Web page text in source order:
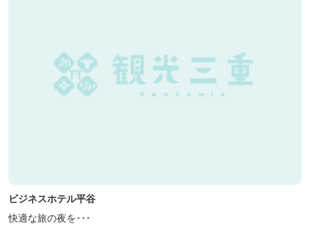
ビジネスホテル平谷
快適な旅の夜を･･･